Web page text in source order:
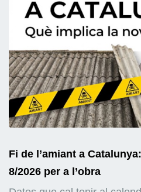
Fi de l’amiant a
8/2026 per a l’obra